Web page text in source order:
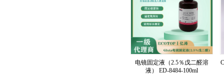
电镜固定液（2.5％戊二醛溶
液） ED-8484-100ml